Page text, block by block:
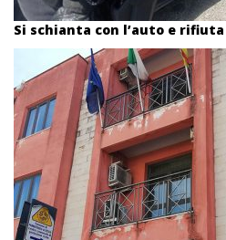
Si schianta con l’auto e rifiuta